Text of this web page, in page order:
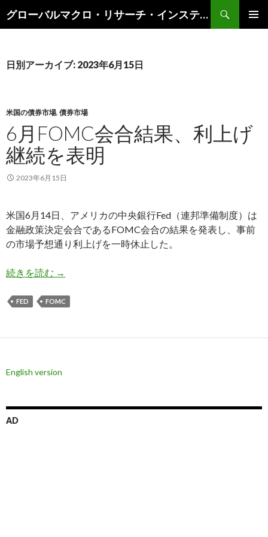
グローバルマクロ・リサーチ・インスティテュート
索
ン
キ
ッ
プ
日別アーカイブ: 2023年6月15日
米国の債券市場, 債券市場
6月FOMC会合結果、利上げ
継続を表明
2023年6月15日
米国6月14日、アメリカの中央銀行Fed（連邦準備制度）は
金融政策決定会合であるFOMC会合の結果を発表し、事前
の市場予想通り利上げを一時休止した。
続きを読む 6月FOMC会合結果、利上げ継続を表明
→
FED FOMC
English version
AD